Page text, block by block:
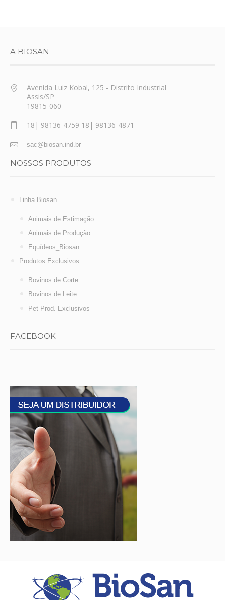
A BIOSAN
Avenida Luiz Kobal, 125 - Distrito Industrial
Assis/SP
19815-060
18| 98136-4759 18| 98136-4871
sac@biosan.ind.br
NOSSOS PRODUTOS
Linha Biosan
Animais de Estimação
Animais de Produção
Equídeos_Biosan
Produtos Exclusivos
Bovinos de Corte
Bovinos de Leite
Pet Prod. Exclusivos
FACEBOOK